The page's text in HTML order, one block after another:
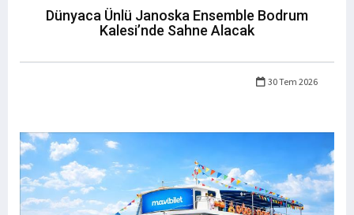
Dünyaca Ünlü Janoska Ensemble Bodrum
Kalesi’nde Sahne Alacak
30 Tem 2026